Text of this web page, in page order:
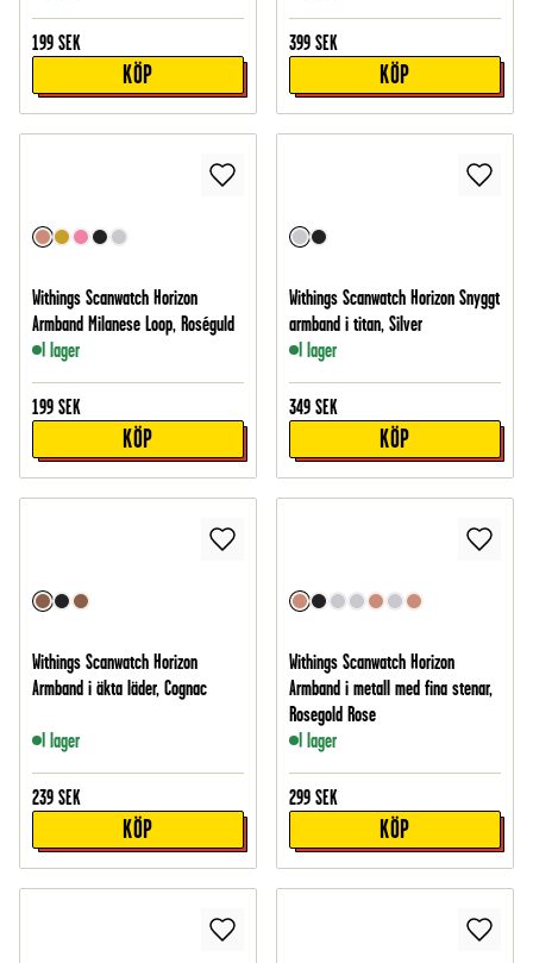
199 SEK
KÖP
399 SEK
KÖP
Withings Scanwatch Horizon
Armband Milanese Loop, Roséguld
I lager
199 SEK
KÖP
Withings Scanwatch Horizon Snyggt
armband i titan, Silver
I lager
349 SEK
KÖP
Withings Scanwatch Horizon
Armband i äkta läder, Cognac
I lager
239 SEK
KÖP
Withings Scanwatch Horizon
Armband i metall med fina stenar,
Rosegold Rose
I lager
299 SEK
KÖP